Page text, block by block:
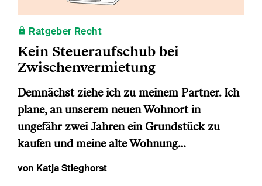
Ratgeber Recht
Kein Steueraufschub bei
Zwischenvermietung
Demnächst ziehe ich zu meinem Partner. Ich
plane, an unserem neuen Wohnort in
ungefähr zwei Jahren ein Grundstück zu
kaufen und meine alte Wohnung…
von Katja Stieghorst